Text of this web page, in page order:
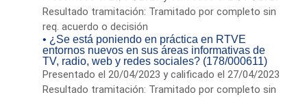
Resultado tramitación: Tramitado por completo sin
req. acuerdo o decisión
• ¿Se está poniendo en práctica en RTVE
entornos nuevos en sus áreas informativas de
TV, radio, web y redes sociales? (178/000611)
Presentado el 20/04/2023 y calificado el 27/04/2023
Resultado tramitación: Tramitado por completo sin